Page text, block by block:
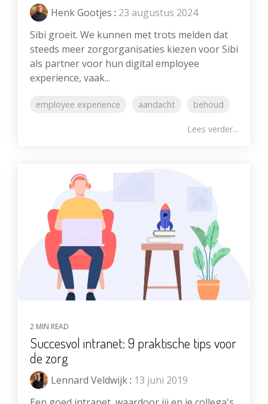
Henk Gootjes : 23 augustus 2024
Sibi groeit. We kunnen met trots melden dat
steeds meer zorgorganisaties kiezen voor Sibi
als partner voor hun digital employee
experience, vaak...
employee experience aandacht behoud
Lees verder...
2 MIN READ
Succesvol intranet: 9 praktische tips voor
de zorg
Lennard Veldwijk: 13 juni 2019